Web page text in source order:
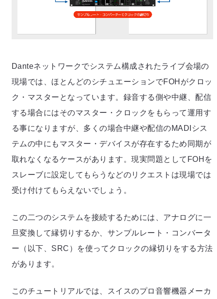
Danteネットワークでシステム構成されたライブ会場の
現場では、ほとんどのシチュエーションでFOHがクロッ
ク・マスターとなっています。録音する側や中継、配信
する場合にはそのマスター・クロックをもらって運用す
る事になりますが、多くの場合中継や配信のMADIシス
テムの中にもマスター・デバイスが存在するため同期が
取れなくなるケースがあります。現実問題としてFOHを
スレーブに設定してもらうなどのリクエストは現場では
受け付けてもらえないでしょう。
この二つのシステムを接続するためには、アナログに一
旦変換して縁切りするか、サンプルレート・コンバータ
ー（以下、SRC）を使ってクロックの縁切りをする方法
があります。
このチュートリアルでは、スイスのプロ音響機器メーカ